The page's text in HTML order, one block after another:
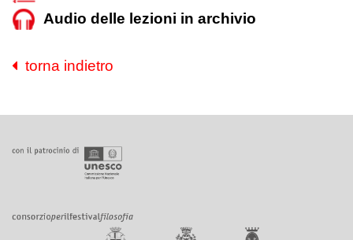
Audio delle lezioni in archivio
torna indietro